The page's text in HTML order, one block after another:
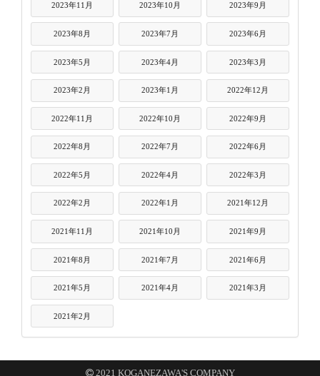
2023年11月 2023年10月 2023年9月
2023年8月 2023年7月 2023年6月
2023年5月 2023年4月 2023年3月
2023年2月 2023年1月 2022年12月
2022年11月 2022年10月 2022年9月
2022年8月 2022年7月 2022年6月
2022年5月 2022年4月 2022年3月
2022年2月 2022年1月 2021年12月
2021年11月 2021年10月 2021年9月
2021年8月 2021年7月 2021年6月
2021年5月 2021年4月 2021年3月
2021年2月
2021 KOGANEZAWA'S COMPANY